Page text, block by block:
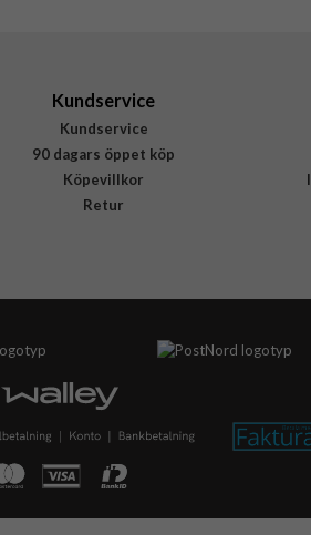
Kundservice
Kundservice
90 dagars öppet köp
Köpevillkor
Retur